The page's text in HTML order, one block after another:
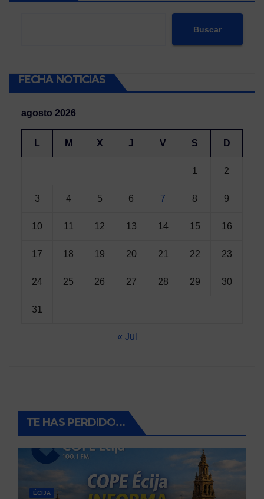
Buscar
FECHA NOTICIAS
agosto 2026
L M X J V S D
1 2
3 4 5 6 7 8 9
10 11 12 13 14 15 16
17 18 19 20 21 22 23
24 25 26 27 28 29 30
31
« Jul
TE HAS PERDIDO...
ÉCIJA